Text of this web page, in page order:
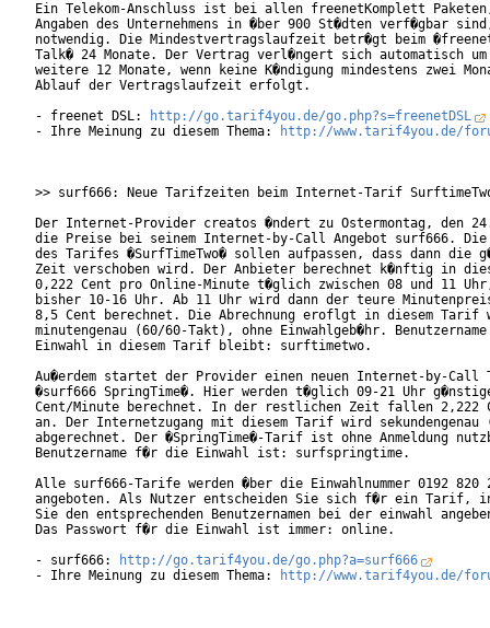
Ein Telekom-Anschluss ist bei allen freenetKomplett
Angaben des Unternehmens in �ber 900 St�dten verf�gbar
notwendig. Die Mindestvertragslaufzeit betr�gt beim
Talk� 24 Monate. Der Vertrag verl�ngert sich automatisch
weitere 12 Monate, wenn keine K�ndigung mindestens zwei
Ablauf der Vertragslaufzeit erfolgt.
- freenet DSL:
http://go.tarif4you.de/go.php?s=freenetDSL
- Ihre Meinung zu diesem Thema:
http://www.tarif4you.de/
>> surf666: Neue Tarifzeiten beim Internet-Tarif
Der Internet-Provider creatos �ndert zu Ostermontag, den
die Preise bei seinem Internet-by-Call Angebot surf666.
des Tarifes �SurfTimeTwo� sollen aufpassen, dass dann die
Zeit verschoben wird. Der Anbieter berechnet k�nftig in
0,222 Cent pro Online-Minute t�glich zwischen 08 und 11
bisher 10-16 Uhr. Ab 11 Uhr wird dann der teure
8,5 Cent berechnet. Die Abrechnung eroflgt in diesem Tarif
minutengenau (60/60-Takt), ohne Einwahlgeb�hr.
Einwahl in diesem Tarif bleibt: surftimetwo.
Au�erdem startet der Provider einen neuen Internet-by-
�surf666 SpringTime�. Hier werden t�glich 09-21 Uhr
Cent/Minute berechnet. In der restlichen Zeit fallen 2,222
an. Der Internetzugang mit diesem Tarif wird
abgerechnet. Der �SpringTime�-Tarif ist ohne Anmeldung
Benutzername f�r die Einwahl ist: surfspringtime.
Alle surf666-Tarife werden �ber die Einwahlnummer 0192 820
angeboten. Als Nutzer entscheiden Sie sich f�r ein Tarif,
Sie den entsprechenden Benutzernamen bei der einwahl
Das Passwort f�r die Einwahl ist immer: online.
- surf666:
http://go.tarif4you.de/go.php?a=surf666
- Ihre Meinung zu diesem Thema:
http://www.tarif4you.de/